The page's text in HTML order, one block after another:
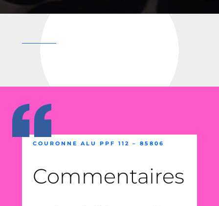
COURONNE ALU PPF 112 – 85806
Commentaires